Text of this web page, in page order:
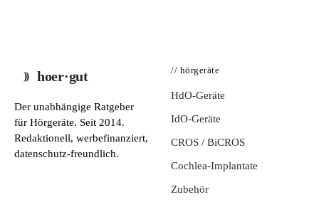
hoer·gut
Der unabhängige Ratgeber
für Hörgeräte. Seit 2014.
Redaktionell, werbefinanziert,
datenschutz-freundlich.
// hörgeräte
HdO-Geräte
IdO-Geräte
CROS / BiCROS
Cochlea-Implantate
Zubehör